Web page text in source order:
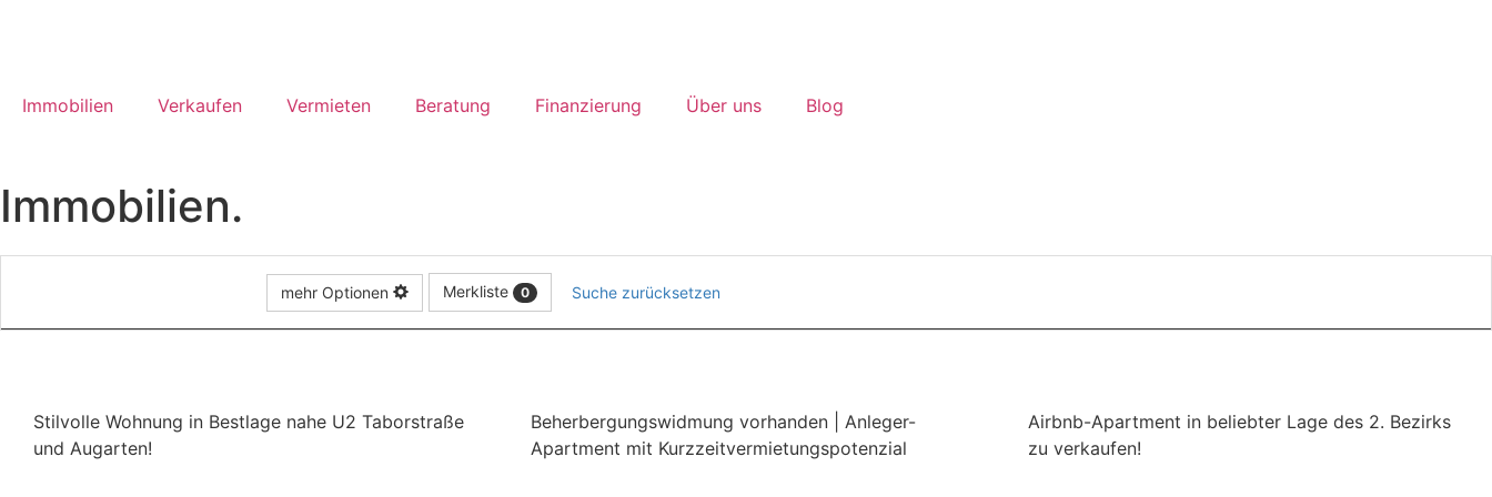
Immobilien Verkaufen Vermieten Beratung Finanzierung Über uns Blog
Immobilien.
mehr Optionen Merkliste 0 Suche zurücksetzen
Stilvolle Wohnung in Bestlage nahe U2 Taborstraße
und Augarten!
Beherbergungswidmung vorhanden | Anleger-​
Apartment mit Kurzzeitvermietungspotenzial
Airbnb-​Apartment in beliebter Lage des 2. Bezirks
zu verkaufen!